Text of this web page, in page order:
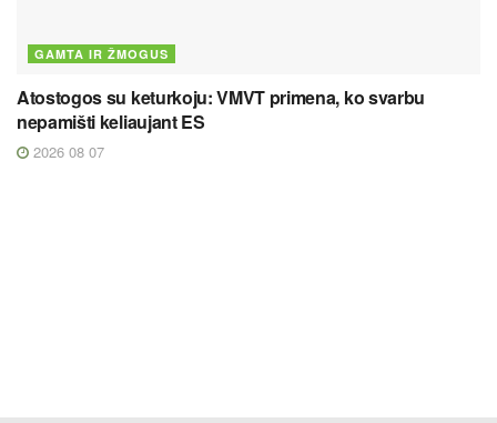
GAMTA IR ŽMOGUS
Atostogos su keturkoju: VMVT primena, ko svarbu
nepamišti keliaujant ES
2026 08 07